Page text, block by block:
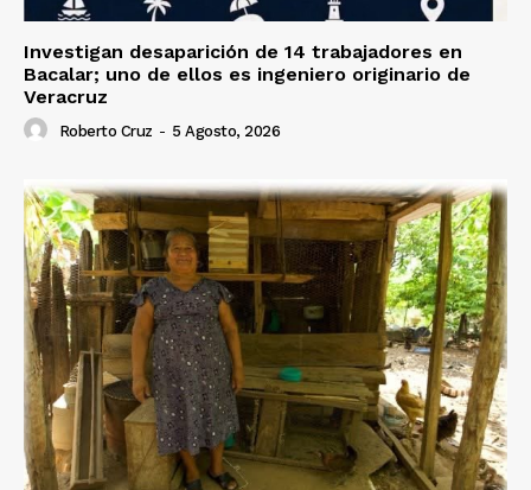
Investigan desaparición de 14 trabajadores en
Bacalar; uno de ellos es ingeniero originario de
Veracruz
Roberto Cruz - 5 Agosto, 2026